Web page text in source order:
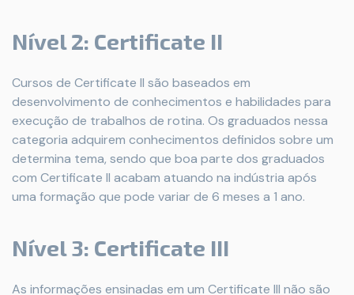
Nível 2: Certificate II
Cursos de Certificate II são baseados em
desenvolvimento de conhecimentos e habilidades para
execução de trabalhos de rotina. Os graduados nessa
categoria adquirem conhecimentos definidos sobre um
determina tema, sendo que boa parte dos graduados
com Certificate II acabam atuando na indústria após
uma formação que pode variar de 6 meses a 1 ano.
Nível 3: Certificate III
As informações ensinadas em um Certificate III não são